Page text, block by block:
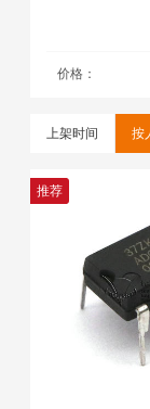
价格：
上架时间 按
推荐